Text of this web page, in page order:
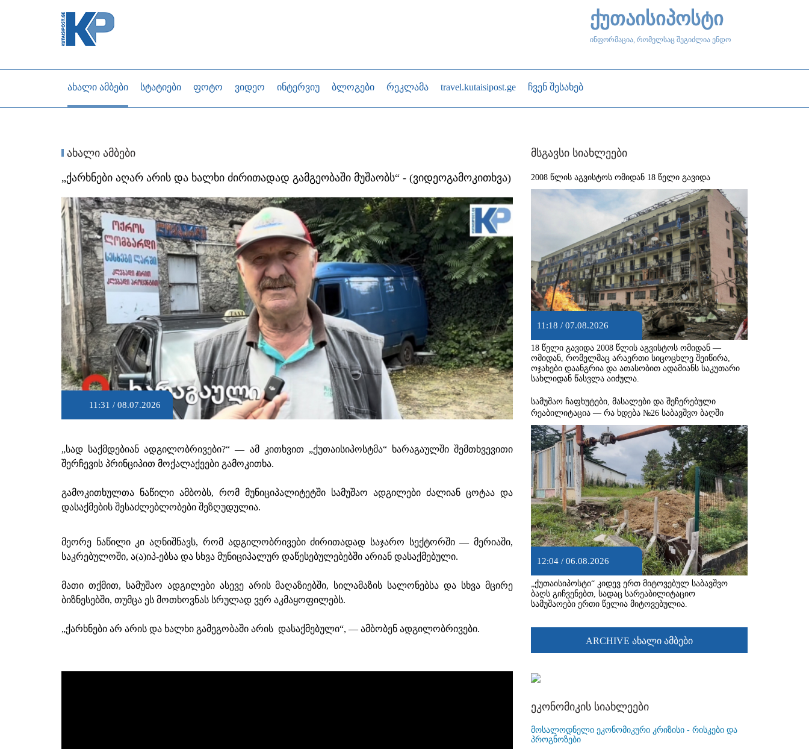
ქუთაისიპოსტი
ინფორმაცია, რომელსაც შეგიძლია ენდო
ახალი ამბები სტატიები ფოტო ვიდეო ინტერვიუ ბლოგები რეკლამა travel.kutaisipost.ge ჩვენ შესახებ
ახალი ამბები
„ქარხნები აღარ არის და ხალხი ძირითადად გამგეობაში მუშაობს“ - (ვიდეოგამოკითხვა)
11:31 / 08.07.2026
„სად საქმდებიან ადგილობრივები?“ — ამ კითხვით „ქუთაისიპოსტმა“ ხარაგაულში შემთხვევითი
შერჩევის პრინციპით მოქალაქეები გამოკითხა.
გამოკითხულთა ნაწილი ამბობს, რომ მუნიციპალიტეტში სამუშაო ადგილები ძალიან ცოტაა და
დასაქმების შესაძლებლობები შეზღუდულია.
მეორე ნაწილი კი აღნიშნავს, რომ ადგილობრივები ძირითადად საჯარო სექტორში — მერიაში,
საკრებულოში, ა(ა)იპ-ებსა და სხვა მუნიციპალურ დაწესებულებებში არიან დასაქმებული.
მათი თქმით, სამუშაო ადგილები ასევე არის მაღაზიებში, სილამაზის სალონებსა და სხვა მცირე
ბიზნესებში, თუმცა ეს მოთხოვნას სრულად ვერ აკმაყოფილებს.
„ქარხნები არ არის და ხალხი გამეგობაში არის დასაქმებული“, — ამბობენ ადგილობრივები.
მსგავსი სიახლეები
2008 წლის აგვისტოს ომიდან 18 წელი გავიდა
11:18 / 07.08.2026
18 წელი გავიდა 2008 წლის აგვისტოს ომიდან —
ომიდან, რომელმაც არაერთი სიცოცხლე შეიწირა,
ოჯახები დაანგრია და ათასობით ადამიანს საკუთარი
სახლიდან წასვლა აიძულა.
სამუშაო ჩაფხუტები, მასალები და შეჩერებული
რეაბილიტაცია — რა ხდება №26 საბავშვო ბაღში
12:04 / 06.08.2026
„ქუთაისიპოსტი“ კიდევ ერთ მიტოვებულ საბავშვო
ბაღს გიჩვენებთ, სადაც სარეაბილიტაციო
სამუშაოები ერთი წელია მიტოვებულია.
ARCHIVE ახალი ამბები
ეკონომიკის სიახლეები
მოსალოდნელი ეკონომიკური კრიზისი - რისკები და
პროგნოზები